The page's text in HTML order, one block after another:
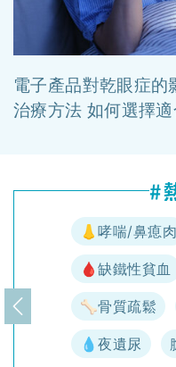
電子產品對乾眼症
治療方法 如何選擇
👃哮喘/鼻瘜肉
🩸缺鐵性貧血
🦴骨質疏鬆
💧夜遺尿
上一頁